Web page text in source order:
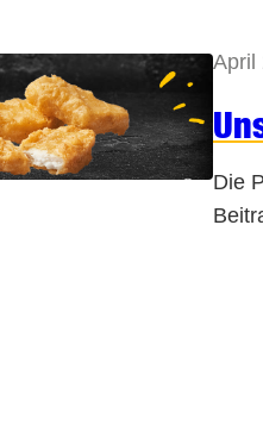
April
Die